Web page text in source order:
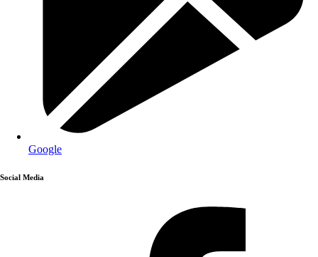
Google
Social Media